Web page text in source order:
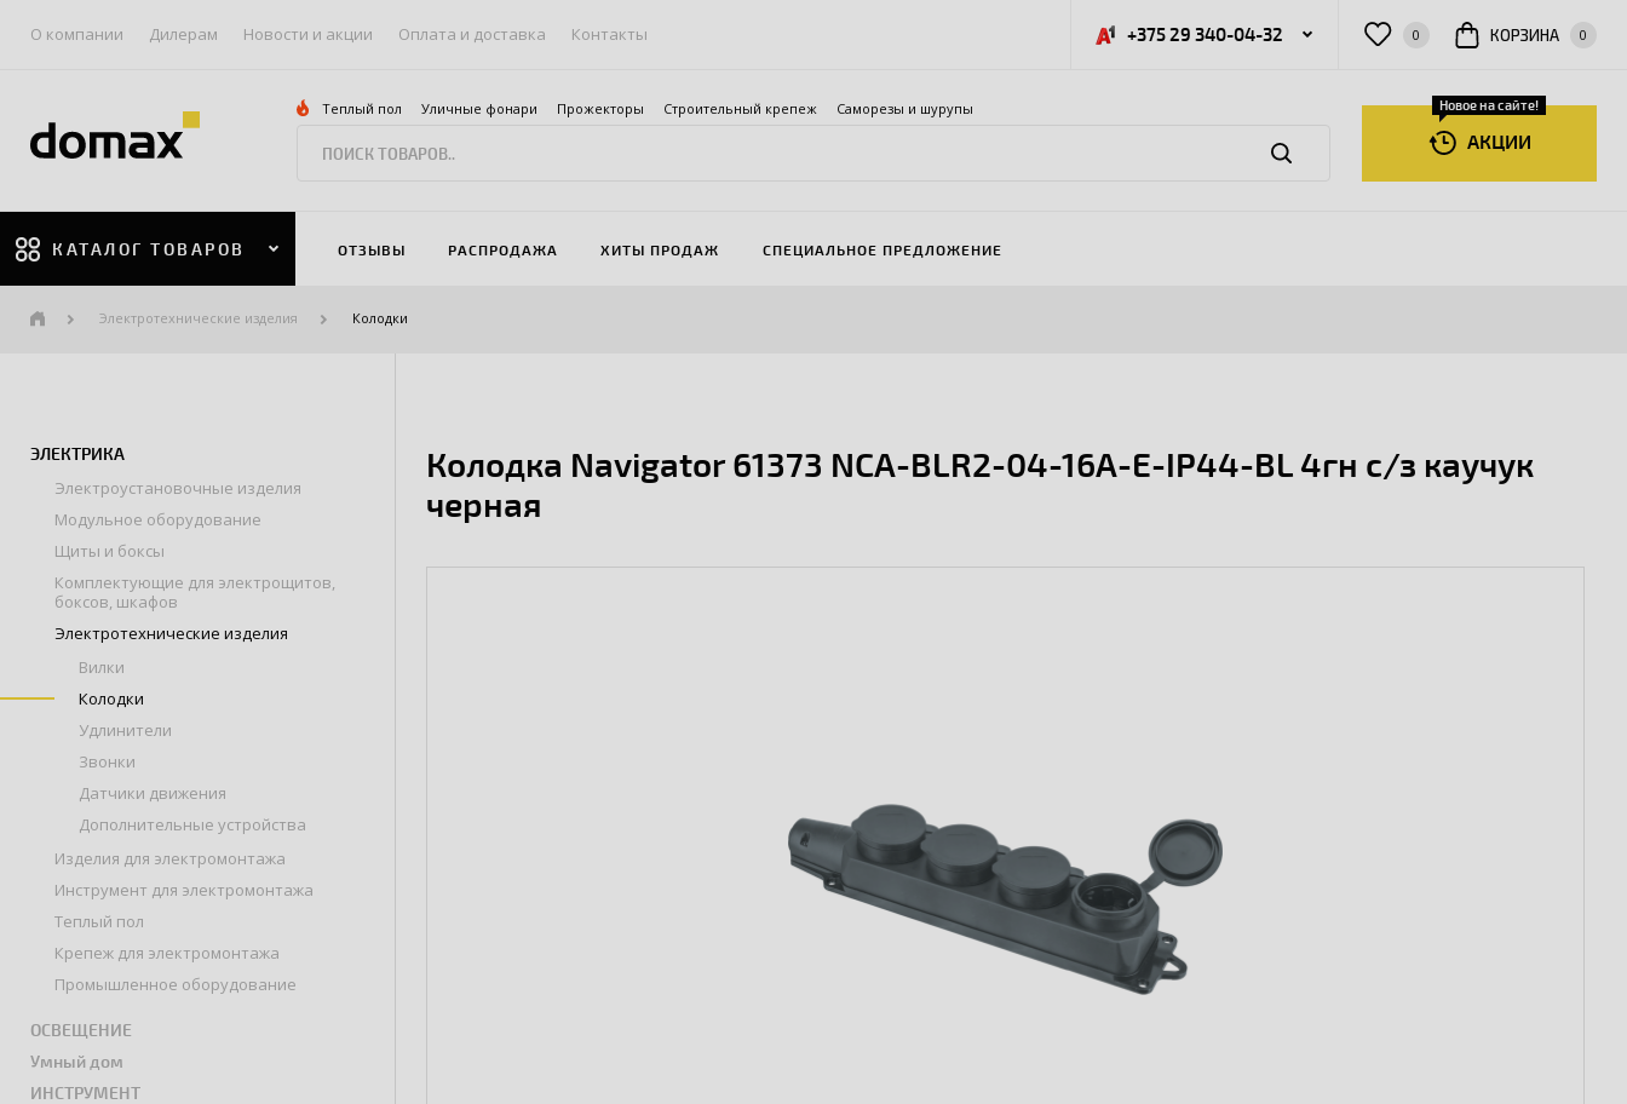
О компании Дилерам Новости и акции Оплата и доставка Контакты +375 29 340-04-32 0 КОРЗИНА 0
Теплый пол Уличные фонари Прожекторы Строительный крепеж Саморезы и шурупы
АКЦИИ
Новое на сайте!
КАТАЛОГ ТОВАРОВ ОТЗЫВЫ РАСПРОДАЖА ХИТЫ ПРОДАЖ СПЕЦИАЛЬНОЕ ПРЕДЛОЖЕНИЕ
Электротехнические изделия Колодки
ЭЛЕКТРИКА
Электроустановочные изделия
Модульное оборудование
Щиты и боксы
Комплектующие для электрощитов,
боксов, шкафов
Электротехнические изделия
Вилки
Колодки
Удлинители
Звонки
Датчики движения
Дополнительные устройства
Изделия для электромонтажа
Инструмент для электромонтажа
Теплый пол
Крепеж для электромонтажа
Промышленное оборудование
ОСВЕЩЕНИЕ
Умный дом
ИНСТРУМЕНТ
Колодка Navigator 61373 NCA-BLR2-04-16A-E-IP44-BL 4гн с/з каучук
черная